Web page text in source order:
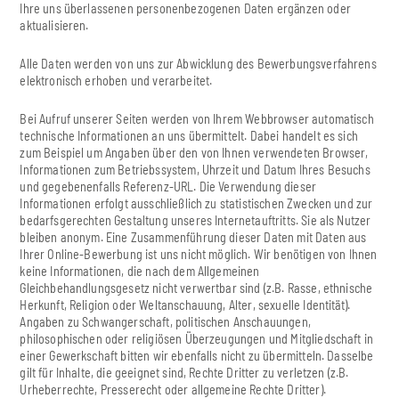
Ihre uns überlassenen personenbezogenen Daten ergänzen oder
aktualisieren.
Alle Daten werden von uns zur Abwicklung des Bewerbungsverfahrens
elektronisch erhoben und verarbeitet.
Bei Aufruf unserer Seiten werden von Ihrem Webbrowser automatisch
technische Informationen an uns übermittelt. Dabei handelt es sich
zum Beispiel um Angaben über den von Ihnen verwendeten Browser,
Informationen zum Betriebssystem, Uhrzeit und Datum Ihres Besuchs
und gegebenenfalls Referenz-URL. Die Verwendung dieser
Informationen erfolgt ausschließlich zu statistischen Zwecken und zur
bedarfsgerechten Gestaltung unseres Internetauftritts. Sie als Nutzer
bleiben anonym. Eine Zusammenführung dieser Daten mit Daten aus
Ihrer Online-Bewerbung ist uns nicht möglich. Wir benötigen von Ihnen
keine Informationen, die nach dem Allgemeinen
Gleichbehandlungsgesetz nicht verwertbar sind (z.B. Rasse, ethnische
Herkunft, Religion oder Weltanschauung, Alter, sexuelle Identität).
Angaben zu Schwangerschaft, politischen Anschauungen,
philosophischen oder religiösen Überzeugungen und Mitgliedschaft in
einer Gewerkschaft bitten wir ebenfalls nicht zu übermitteln. Dasselbe
gilt für Inhalte, die geeignet sind, Rechte Dritter zu verletzen (z.B.
Urheberrechte, Presserecht oder allgemeine Rechte Dritter).